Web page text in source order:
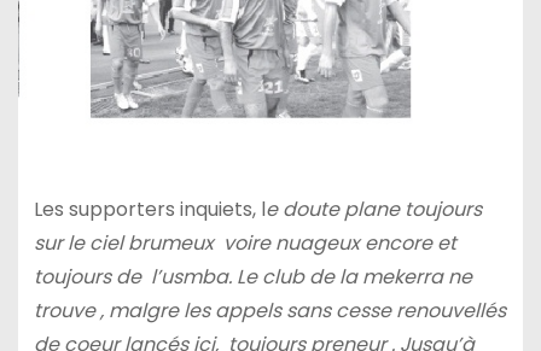
Les supporters inquiets, le doute plane toujours
sur le ciel brumeux voire nuageux encore et
toujours de l’usmba. Le club de la mekerra ne
trouve , malgre les appels sans cesse renouvellés
de coeur lancés ici, toujours preneur . Jusqu’à